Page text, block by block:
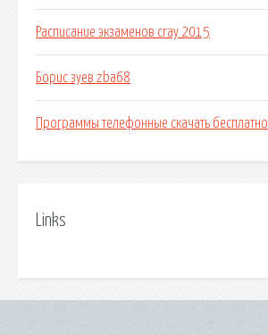
Расписание экзаменов сгау 2015
Борис зуев zba68
Программы телефонные скачать бесплатно
Links